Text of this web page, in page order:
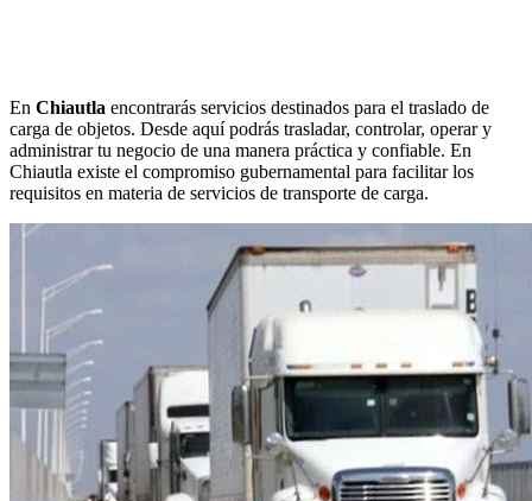
En Chiautla encontrarás servicios destinados para el traslado de
carga de objetos. Desde aquí podrás trasladar, controlar, operar y
administrar tu negocio de una manera práctica y confiable. En
Chiautla existe el compromiso gubernamental para facilitar los
requisitos en materia de servicios de transporte de carga.